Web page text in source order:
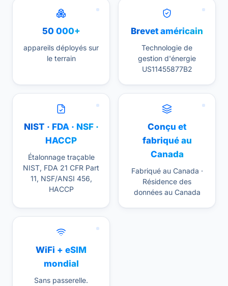
50 000+
appareils déployés sur
le terrain
Brevet américain
Technologie de
gestion d'énergie
US11455877B2
NIST · FDA · NSF ·
HACCP
Étalonnage traçable
NIST, FDA 21 CFR Part
11, NSF/ANSI 456,
HACCP
Conçu et
fabriqué au
Canada
Fabriqué au Canada ·
Résidence des
données au Canada
WiFi + eSIM
mondial
Sans passerelle.